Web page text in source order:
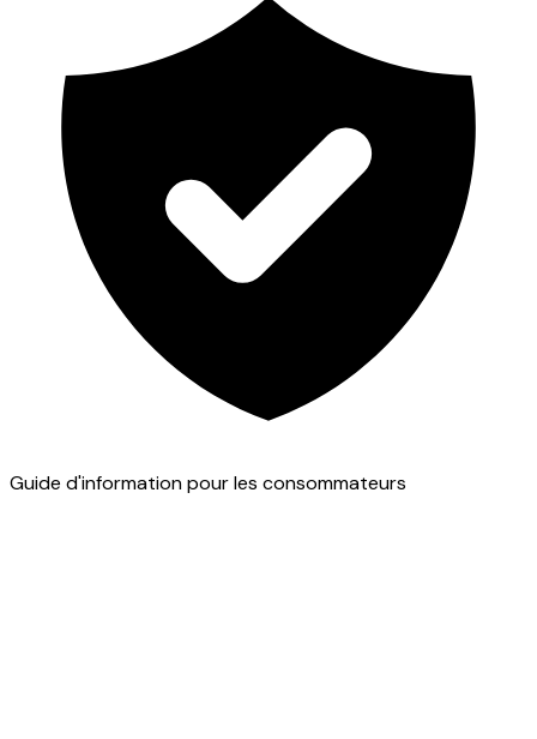
Guide d'information pour les consommateurs